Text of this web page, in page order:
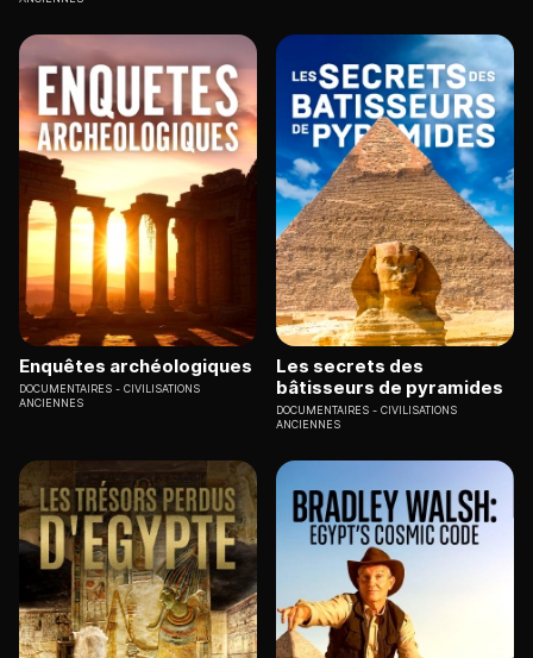
Enquêtes archéologiques
DOCUMENTAIRES
CIVILISATIONS
ANCIENNES
Les secrets des
bâtisseurs de pyramides
DOCUMENTAIRES
CIVILISATIONS
ANCIENNES